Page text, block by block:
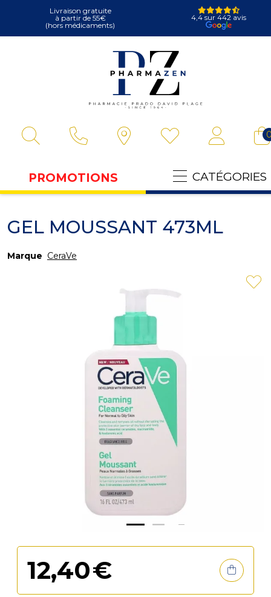
Livraison gratuite
à partir de 55€
(hors médicaments)
4,4 sur 442 avis
PROMOTIONS CATÉGORIES
GEL MOUSSANT 473ML
Marque CeraVe
12,40€